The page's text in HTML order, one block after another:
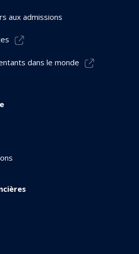
aux admissions
dans le monde